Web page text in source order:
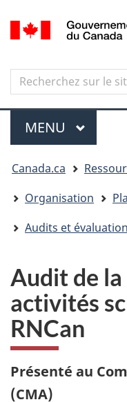
Search
Recherchez
sur
le
site
Menu
MENU PRINCIPAL
êtes
ici
Canada.ca
Organisation
Audits et
Audit de
activités
RNCan
Présenté au
(CMA)